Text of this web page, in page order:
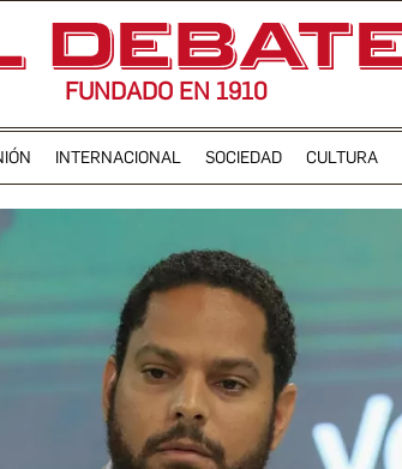
FUNDADO EN 1910
INTERNACIONAL SOCIEDAD CULTURA